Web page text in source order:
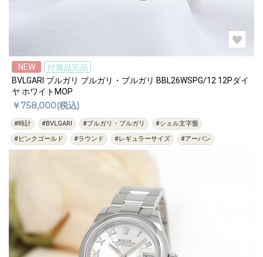
NEW
付属品完品
BVLGARI ブルガリ ブルガリ・ブルガリ BBL26WSPG/12 12Pダイ
ヤ ホワイトMOP
￥758,000(税込)
#時計 #BVLGARI #ブルガリ・ブルガリ
#シェル文字盤
#ピンクゴールド
#ラウンド #レギュラーサイズ #アーバン